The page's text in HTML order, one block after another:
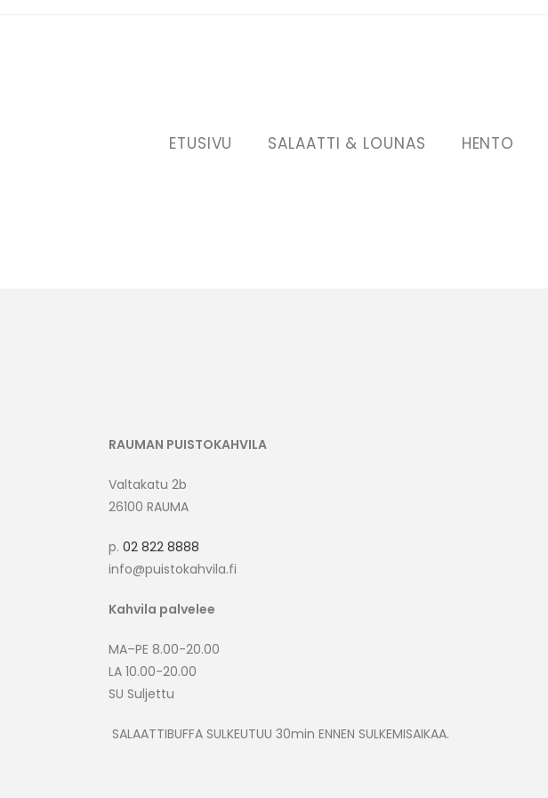
ETUSIVU SALAATTI & LOUNAS HENTO
RAUMAN PUISTOKAHVILA
Valtakatu 2b
26100 RAUMA
p. 02 822 8888
info@puistokahvila.fi
Kahvila palvelee
MA–PE 8.00-20.00
LA 10.00-20.00
SU Suljettu
SALAATTIBUFFA SULKEUTUU 30min ENNEN SULKEMISAIKAA.